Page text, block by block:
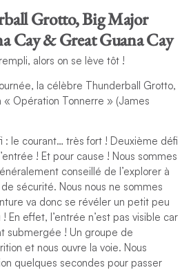
Grotto, Big Major
Cay & Great Guana Cay
alors on se lève tôt !
la célèbre Thunderball Grotto,
« Opération Tonnerre » (James
: le courant… très fort ! Deuxième défi
! Et pour cause ! Nous sommes
conseillé de l’explorer à
sécurité. Nous nous ne sommes
va donc se révéler un petit peu
En effet, l’entrée n’est pas visible car
submergée ! Un groupe de
et nous ouvre la voie. Nous
quelques secondes pour passer